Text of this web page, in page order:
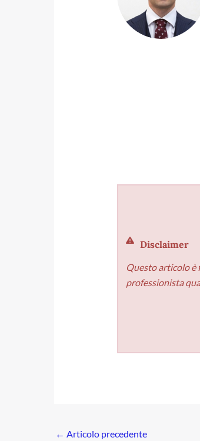
Disclaimer
Questo articolo è
professionista
← Articolo precedente